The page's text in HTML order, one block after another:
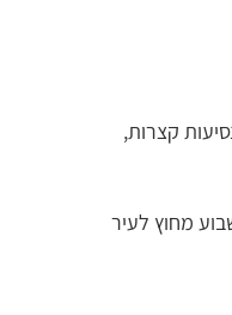
קצרות,
מחוץ לעיר